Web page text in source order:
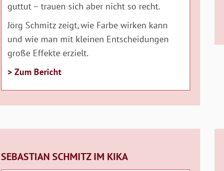
guttut – trauen sich aber nicht so recht.
Jörg Schmitz zeigt, wie Farbe wirken kann
und wie man mit kleinen Entscheidungen
große Effekte erzielt.
> Zum Bericht
SEBASTIAN SCHMITZ IM KIKA